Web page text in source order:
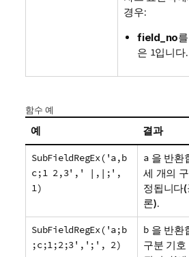
경우:
field_no
은 1입니다.
함수 예
예 결과
SubFieldRegEx('a,b
c;1 2,3',' |,|;',
1)
a 을 반환
세 개의
정됩니다
론).
SubFieldRegEx('a;b
;c;1;2;3',';', 2)
b 을 반환
구분 기